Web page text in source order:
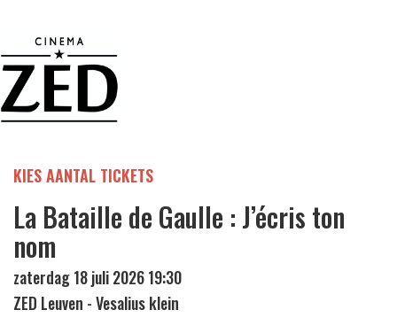
KIES AANTAL TICKETS
La Bataille de Gaulle : J’écris ton
nom
zaterdag 18 juli 2026 19:30
ZED Leuven - Vesalius klein